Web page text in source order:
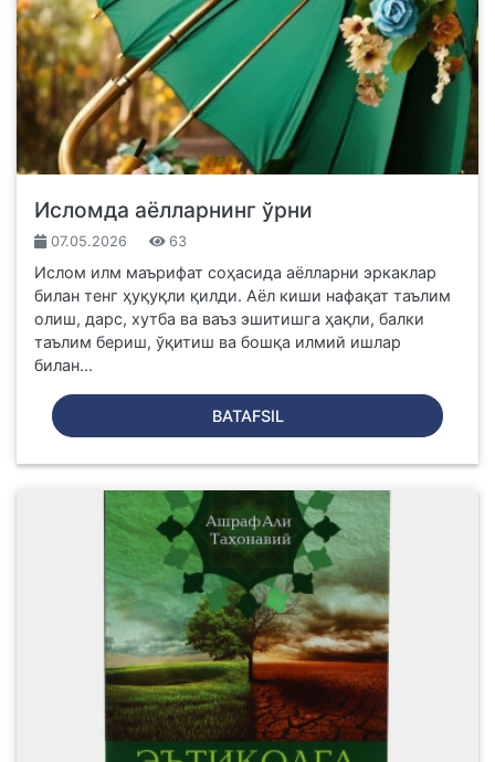
Исломда аёлларнинг ўрни
07.05.2026 63
Ислом илм маърифат соҳасида аёлларни эркаклар
билан тенг ҳуқуқли қилди. Аёл киши нафақат таълим
олиш, дарс, хутба ва ваъз эшитишга ҳақли, балки
таълим бериш, ўқитиш ва бошқа илмий ишлар
билан...
BATAFSIL